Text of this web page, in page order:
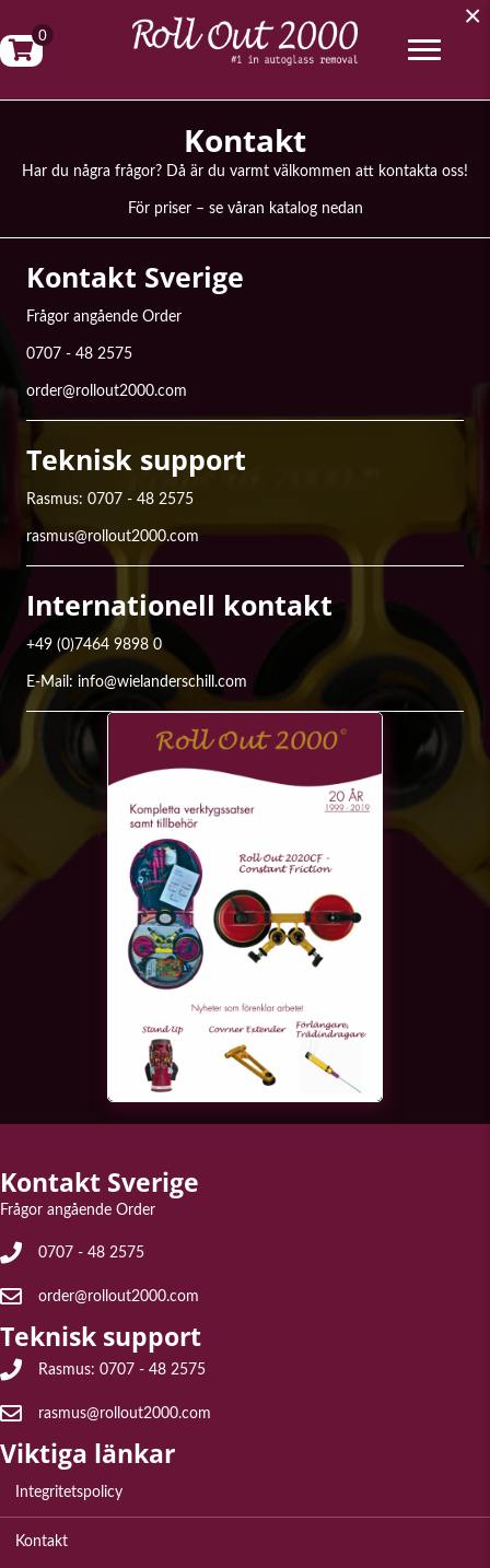
0
Kontakt
Har du några frågor? Då är du varmt välkommen att kontakta oss!
För priser – se våran katalog nedan
Kontakt Sverige
Frågor angående Order
0707 - 48 2575
order@rollout2000.com
Teknisk support
Rasmus: 0707 - 48 2575
rasmus@rollout2000.com
Internationell kontakt
+49 (0)7464 9898 0
E-Mail: info@wielanderschill.com
Kontakt Sverige
Frågor angående Order
Frågor angående Order: 0707 - 48 2575
0707 - 48 2575
E-post för frågor angående order: order@rollout2000.com
order@rollout2000.com
Teknisk support
Teknisk support Rasmus: 0707 - 48 2575
Rasmus: 0707 - 48 2575
E-post till teknisk support: rasmus@rollout2000.com
rasmus@rollout2000.com
Viktiga länkar
Integritetspolicy
Kontakt
×